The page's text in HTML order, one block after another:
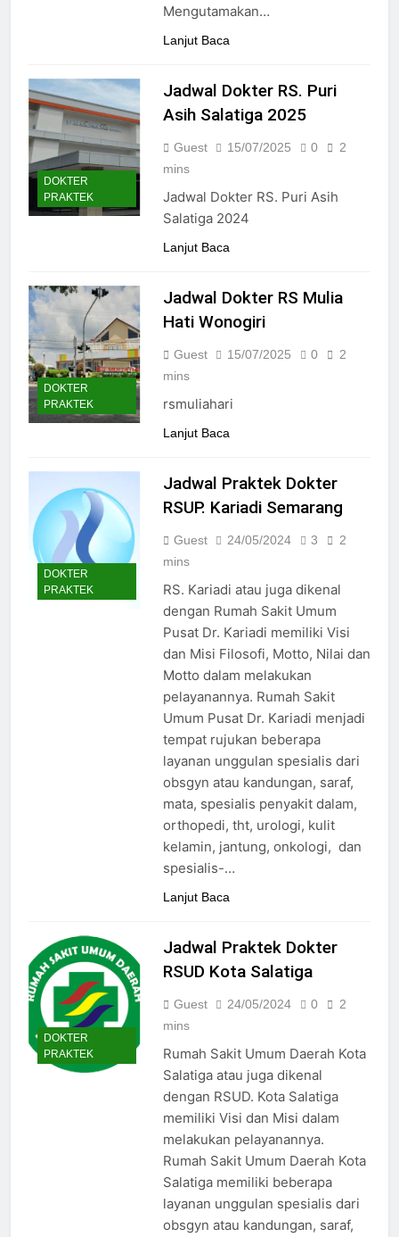
Mengutamakan…
Lanjut Baca
DOKTER
PRAKTEK
Jadwal Dokter RS. Puri
Asih Salatiga 2025
Guest 15/07/2025 0
2
mins
Jadwal Dokter RS. Puri Asih
Salatiga 2024
Lanjut Baca
DOKTER
PRAKTEK
Jadwal Dokter RS Mulia
Hati Wonogiri
Guest 15/07/2025 0
2
mins
rsmuliahari
Lanjut Baca
DOKTER
PRAKTEK
Jadwal Praktek Dokter
RSUP. Kariadi Semarang
Guest 24/05/2024 3
2
mins
RS. Kariadi atau juga dikenal
dengan Rumah Sakit Umum
Pusat Dr. Kariadi memiliki Visi
dan Misi Filosofi, Motto, Nilai dan
Motto dalam melakukan
pelayanannya. Rumah Sakit
Umum Pusat Dr. Kariadi menjadi
tempat rujukan beberapa
layanan unggulan spesialis dari
obsgyn atau kandungan, saraf,
mata, spesialis penyakit dalam,
orthopedi, tht, urologi, kulit
kelamin, jantung, onkologi, dan
spesialis-…
Lanjut Baca
DOKTER
PRAKTEK
Jadwal Praktek Dokter
RSUD Kota Salatiga
Guest 24/05/2024 0
2
mins
Rumah Sakit Umum Daerah Kota
Salatiga atau juga dikenal
dengan RSUD. Kota Salatiga
memiliki Visi dan Misi dalam
melakukan pelayanannya.
Rumah Sakit Umum Daerah Kota
Salatiga memiliki beberapa
layanan unggulan spesialis dari
obsgyn atau kandungan, saraf,